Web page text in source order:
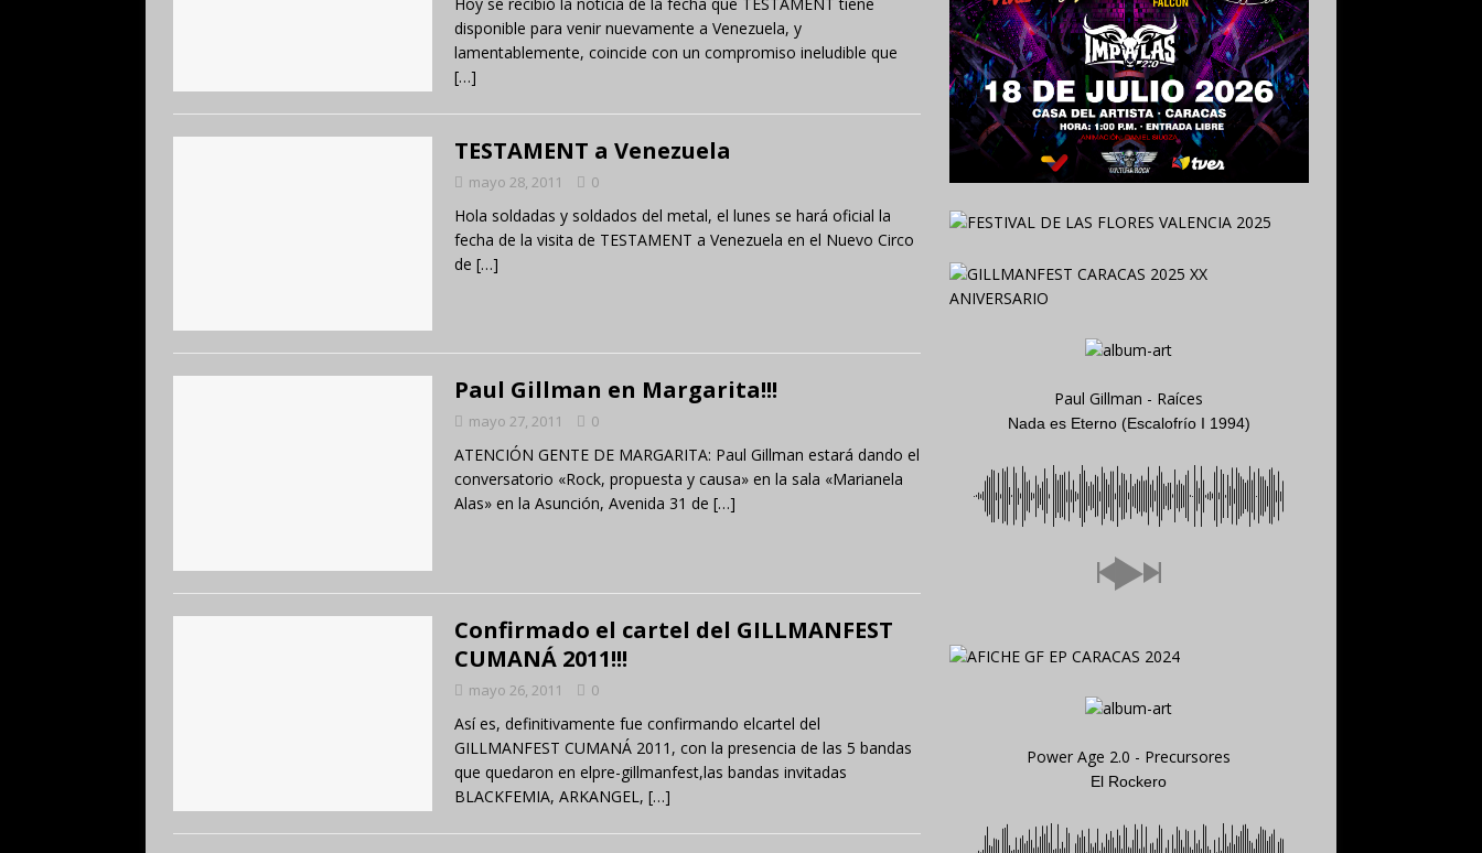
disponible para venir nuevamente a Venezuela, y
lamentablemente, coincide con un compromiso ineludible que
[…]
TESTAMENT a Venezuela
mayo 28, 2011 0
Hola soldadas y soldados del metal, el lunes se hará oficial la
fecha de la visita de TESTAMENT a Venezuela en el Nuevo Circo
de […]
Paul Gillman en Margarita!!!
mayo 27, 2011 0
ATENCIÓN GENTE DE MARGARITA: Paul Gillman estará dando el
conversatorio «Rock, propuesta y causa» en la sala «Marianela
Alas» en la Asunción, Avenida 31 de […]
Confirmado el cartel del GILLMANFEST
CUMANÁ 2011!!!
mayo 26, 2011 0
Así es, definitivamente fue confirmando elcartel del
GILLMANFEST CUMANÁ 2011, con la presencia de las 5 bandas
que quedaron en elpre-gillmanfest,las bandas invitadas
BLACKFEMIA, ARKANGEL, […]
Paul Gillman - Raíces
Nada es Eterno (Escalofrío I 1994)
Power Age 2.0 - Precursores
El Rockero